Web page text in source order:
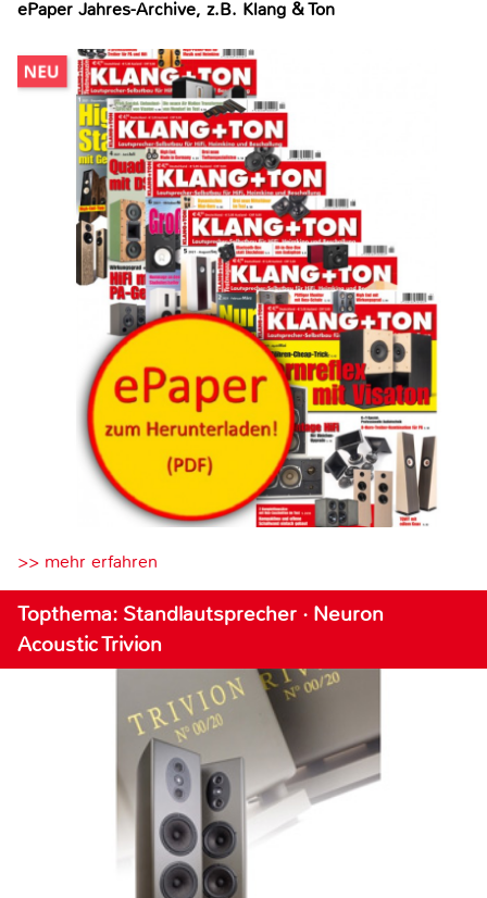
ePaper Jahres-Archive, z.B. Klang & Ton
>> mehr erfahren
Topthema: Standlautsprecher · Neuron
Acoustic Trivion